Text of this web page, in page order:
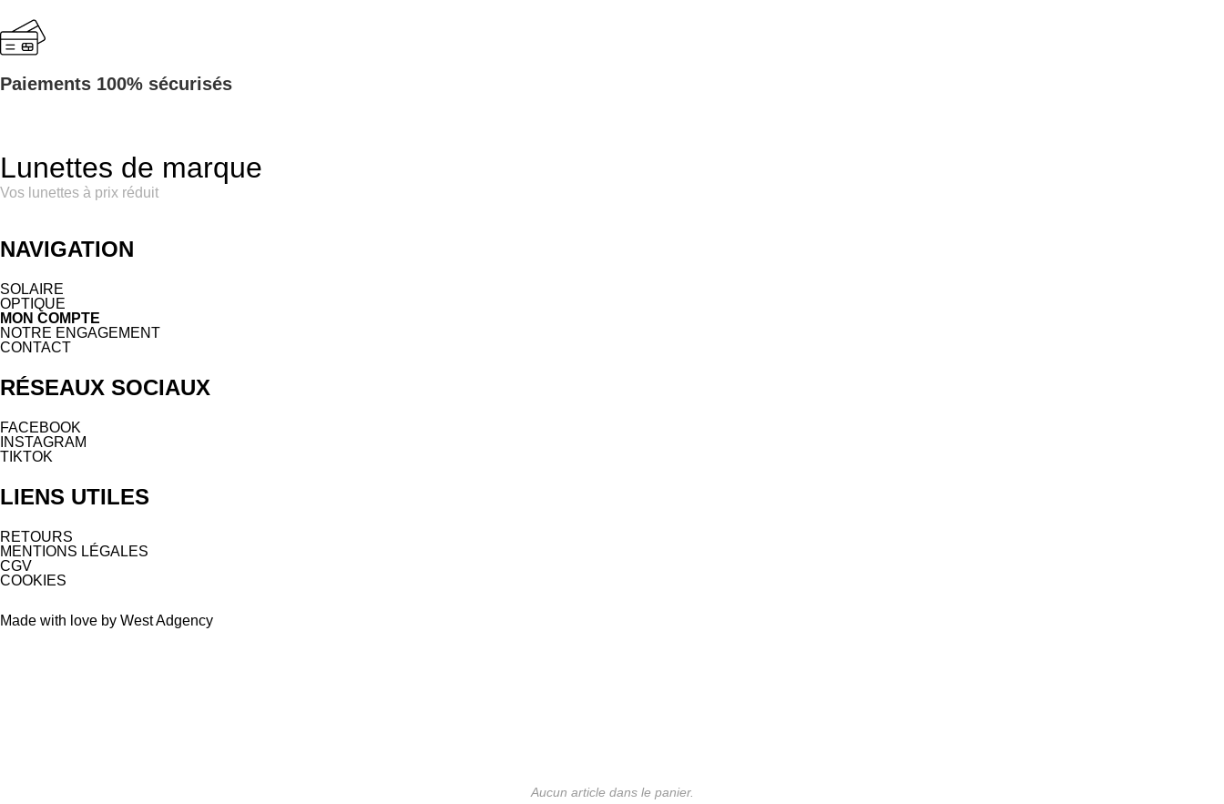
Paiements 100% sécurisés
Lunettes de marque
Vos lunettes à prix réduit
NAVIGATION
SOLAIRE
OPTIQUE
MON COMPTE
NOTRE ENGAGEMENT
CONTACT
RÉSEAUX SOCIAUX
FACEBOOK
INSTAGRAM
TIKTOK
LIENS UTILES
RETOURS
MENTIONS LÉGALES
CGV
COOKIES
Made with love by West Adgency
Aucun article dans le panier.